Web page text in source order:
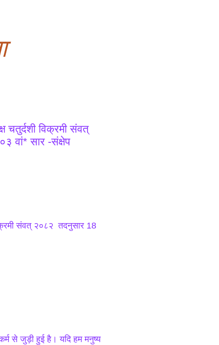
विक्रमी संवत्
वां* सार -संक्षेप
संवत् २०८२ तदनुसार 18
से जुड़ी हुई है। यदि हम मनुष्य